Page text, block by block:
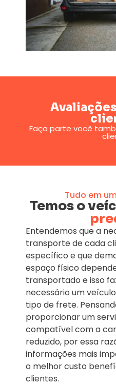
Faça parte você
Tudo em
Temos o
Entendemos que a
transporte de cada
específico e que
espaço físico
transportado e isso
necessário um
tipo de frete.
proporcionar um
compatível com a
reduzido, por essa
informações mais
o melhor custo
clientes.